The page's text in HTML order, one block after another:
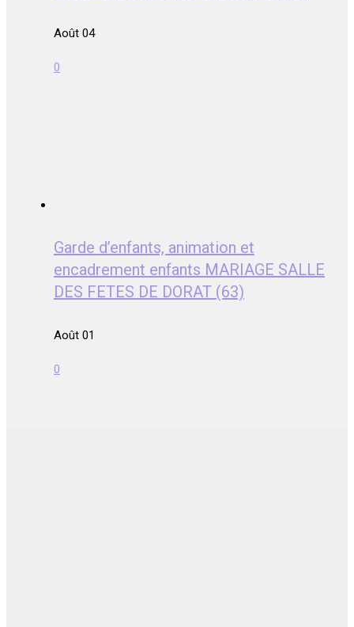
Août 04
0
Garde d’enfants, animation et
encadrement enfants MARIAGE SALLE
DES FETES DE DORAT (63)
Août 01
0